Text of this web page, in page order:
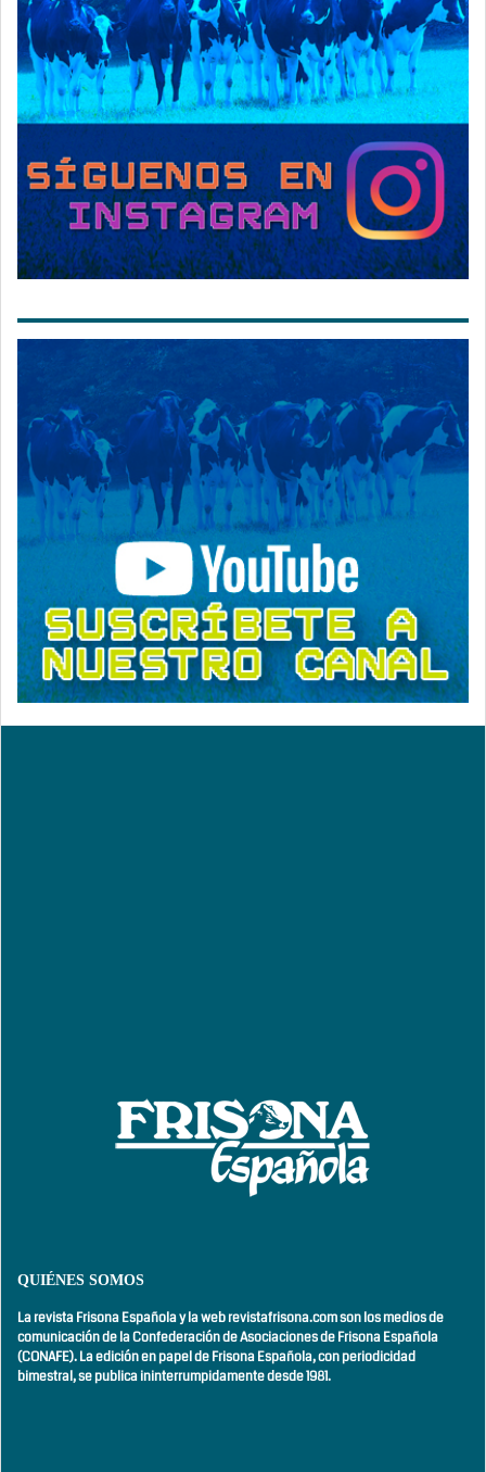
QUIÉNES SOMOS
La revista Frisona Española y la web revistafrisona.com son los medios de
comunicación de la Confederación de Asociaciones de Frisona Española
(CONAFE). La edición en papel de Frisona Española, conperiodicidad
bimestral,se publica ininterrumpidamente desde 1981.